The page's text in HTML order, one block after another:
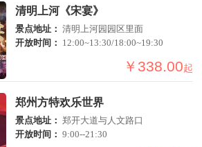
清明上河《宋宴》
景点地址： 清明上河园园区里面
开放时间： 12:00~13:30/18:00~19:30
￥338.00起
郑州方特欢乐世界
景点地址： 郑开大道与人文路口
开放时间： 9:00--21:30